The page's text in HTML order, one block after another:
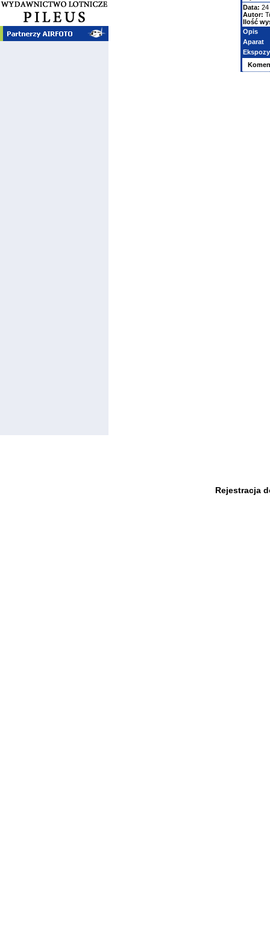
Data:
Autor:
Ilość
Opis
Aparat
Rejestracja